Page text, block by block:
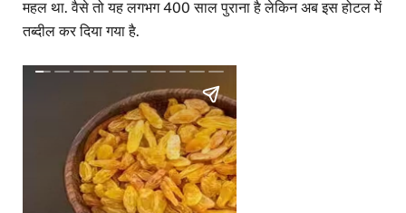
महल था. वैसे तो यह लगभग 400 साल पुराना है लेकिन अब इस होटल में
तब्दील कर दिया गया है.